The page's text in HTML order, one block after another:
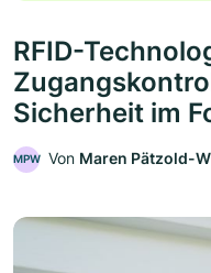
RFID-
Sicherheit im
MPW Von Maren Pätzold-